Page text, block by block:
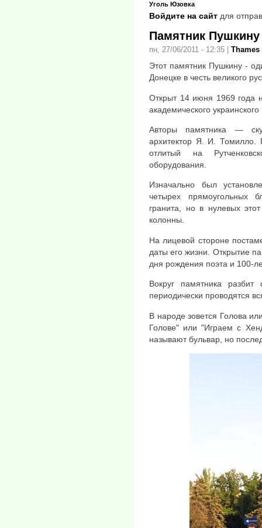
Уголь Юзовка
Войдите на сайт для
Памятник Пушкину
пн, 27/06/2011 - 12:35 Thames
Этот памятник Пушкину -
Донецке в честь великого
Открыт 14 июня 1969 года
академического
Авторы памятника —
архитектор Я. И. Томилло.
отлитый на
оборудования.
Изначально был
четырех прямоугольных
гранита, но в нулевых
колонны.
На лицевой стороне
даты его жизни. Открытие
дня рождения поэта и 100-
Вокруг памятника
периодически проводятся
В народе зовется Голова
Голове" или "Играем с
называют бульвар, но